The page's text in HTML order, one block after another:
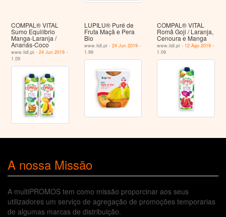
COMPAL® VITAL
Sumo Equilíbrio
Manga-Laranja /
Ananás-Coco
www.lidl.pt -24 Jun 2019 -
1.09
LUPILU® Puré de
Fruta Maçã e Pera
Bio
www.lidl.pt - 24 Jun 2019-
1.99
COMPAL® VITAL
Romã Goji / Laranja,
Cenoura e Manga
www.lidl.pt - 12 Ago 2019 -
1.09
A nossa Missão
A multiPROMOS tem como missão proporcinar aos seus
utilizadores um serviço de agregação de promoções temporarias
de algumas marcas de distribuição.